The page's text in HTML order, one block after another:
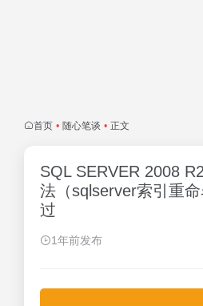
首页 • 随心笔谈 • 正文
SQL SERVER 2008
法（sqlserver索引重
过
1年前发布